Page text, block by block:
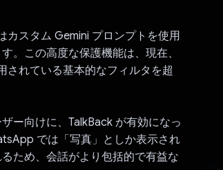
カスタム Gemini プロンプトを使用
。この高度な保護機能は、現在、
されている基本的なフィルタを超
ー向けに、TalkBack が有効になっ
では「写真」としか表示され
ため、会話がより包括的で有益な